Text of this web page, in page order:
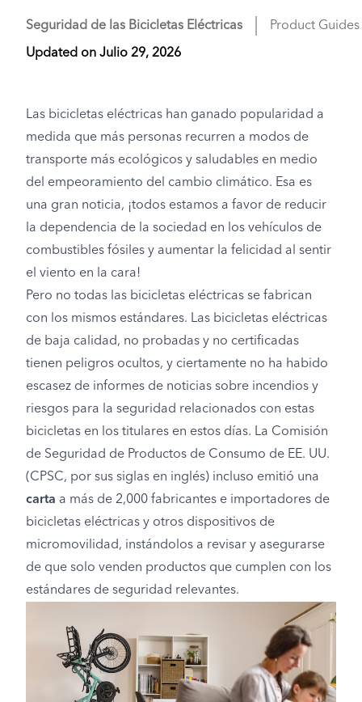
Seguridad de las Bicicletas Eléctricas Product Guides
Updated on Julio 29, 2026
Las bicicletas eléctricas han ganado popularidad a
medida que más personas recurren a modos de
transporte más ecológicos y saludables en medio
del empeoramiento del cambio climático. Esa es
una gran noticia, ¡todos estamos a favor de reducir
la dependencia de la sociedad en los vehículos de
combustibles fósiles y aumentar la felicidad al sentir
el viento en la cara!
Pero no todas las bicicletas eléctricas se fabrican
con los mismos estándares. Las bicicletas eléctricas
de baja calidad, no probadas y no certificadas
tienen peligros ocultos, y ciertamente no ha habido
escasez de informes de noticias sobre incendios y
riesgos para la seguridad relacionados con estas
bicicletas en los titulares en estos días. La Comisión
de Seguridad de Productos de Consumo de EE. UU.
(CPSC, por sus siglas en inglés) incluso emitió una
carta a más de 2,000 fabricantes e importadores de
bicicletas eléctricas y otros dispositivos de
micromovilidad, instándolos a revisar y asegurarse
de que solo venden productos que cumplen con los
estándares de seguridad relevantes.